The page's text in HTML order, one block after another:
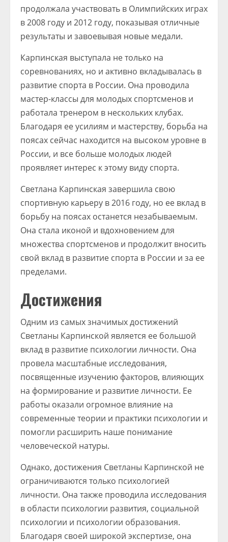
продолжала участвовать в Олимпийских играх
в 2008 году и 2012 году, показывая отличные
результаты и завоевывая новые медали.
Карпинская выступала не только на
соревнованиях, но и активно вкладывалась в
развитие спорта в России. Она проводила
мастер-классы для молодых спортсменов и
работала тренером в нескольких клубах.
Благодаря ее усилиям и мастерству, борьба на
поясах сейчас находится на высоком уровне в
России, и все больше молодых людей
проявляет интерес к этому виду спорта.
Светлана Карпинская завершила свою
спортивную карьеру в 2016 году, но ее вклад в
борьбу на поясах останется незабываемым.
Она стала иконой и вдохновением для
множества спортсменов и продолжит вносить
свой вклад в развитие спорта в России и за ее
пределами.
Достижения
Одним из самых значимых достижений
Светланы Карпинской является ее большой
вклад в развитие психологии личности. Она
провела масштабные исследования,
посвященные изучению факторов, влияющих
на формирование и развитие личности. Ее
работы оказали огромное влияние на
современные теории и практики психологии и
помогли расширить наше понимание
человеческой натуры.
Однако, достижения Светланы Карпинской не
ограничиваются только психологией
личности. Она также проводила исследования
в области психологии развития, социальной
психологии и психологии образования.
Благодаря своей широкой экспертизе, она